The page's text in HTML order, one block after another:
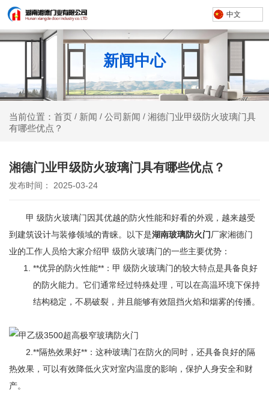
中文
新闻中心
当前位置：首页 / 新闻 / 公司新闻 / 湘德门业甲级防火玻璃门具
有哪些优点？
湘德门业甲级防火玻璃门具有哪些优点？
发布时间： 2025-03-24
甲 级防火玻璃门因其优越的防火性能和好看的外观，越来越受
到建筑设计与装修领域的青睐。以下是湖南玻璃防火门厂家湘德门
业的工作人员给大家介绍甲 级防火玻璃门的一些主要优势：
**优异的防火性能**：甲 级防火玻璃门的较大特点是具备良好
的防火能力。它们通常经过特殊处理，可以在高温环境下保持
结构稳定，不易破裂，并且能够有效阻挡火焰和烟雾的传播。
2.**隔热效果好**：这种玻璃门在防火的同时，还具备良好的隔
热效果，可以有效降低火灾对室内温度的影响，保护人身安全和财
产。